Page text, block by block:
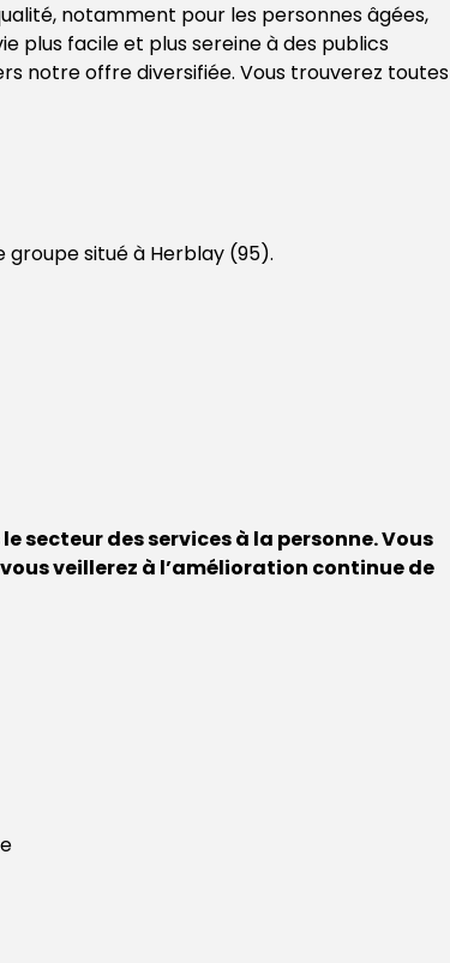
notamment pour les personnes âgées,
plus facile et plus sereine à des publics
notre offre diversifiée. Vous trouverez toutes
groupe situé à Herblay (95).
secteur des services à la personne. Vous
veillerez à l’amélioration continue de